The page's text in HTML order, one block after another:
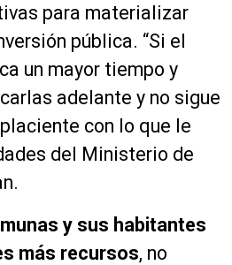
para materializar
pública. “Si el
un mayor tiempo y
adelante y no sigue
con lo que le
del Ministerio de
y sus habitantes
más recursos, no